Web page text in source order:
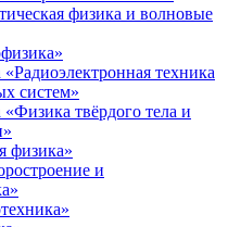
физика и волновые
«Радиоэлектронная техника
систем»
«Физика твёрдого тела и
физика»
и